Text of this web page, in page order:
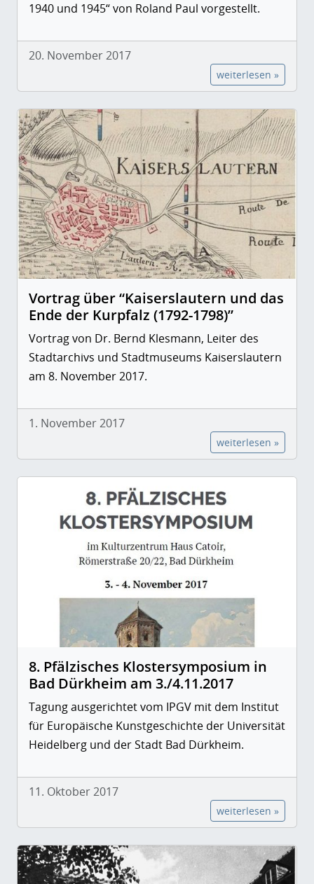
1940 und 1945“von Roland Paul vorgestellt.
20. November 2017
weiterlesen »
Vortrag über “Kaiserslautern und das
Ende der Kurpfalz (1792-1798)”
Vortrag von Dr. Bernd Klesmann, Leiter des
Stadtarchivs und Stadtmuseums Kaiserslautern
am 8. November 2017.
1. November 2017
weiterlesen »
8. Pfälzisches Klostersymposium in
Bad Dürkheim am 3./4.11.2017
Tagung ausgerichtet vom IPGV mit dem Institut
für Europäische Kunstgeschichte der Universität
Heidelberg und der Stadt Bad Dürkheim.
11. Oktober 2017
weiterlesen »